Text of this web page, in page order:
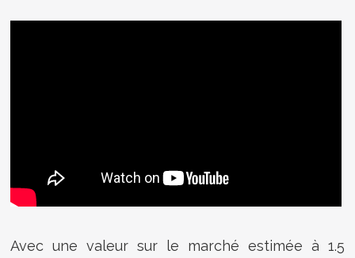
Avec une valeur sur le marché estimée à 1.5